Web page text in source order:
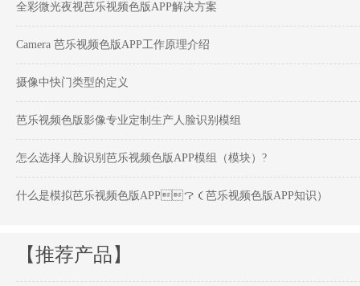
全彩微光夜视芭乐视频色版APP解决方案
Camera 芭乐视频色版APP工作原理介绍
摄像中快门类型的定义
芭乐视频色版影像专业定制生产人脸识别模组
怎么选择人脸识别芭乐视频色版APP模组（模块）?
什么是模拟芭乐视频色版APP？（芭乐视频色版APP知识）
【推荐产品】